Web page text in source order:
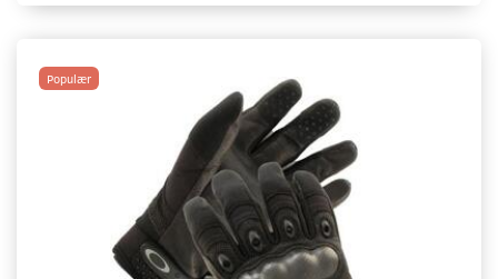
Populær